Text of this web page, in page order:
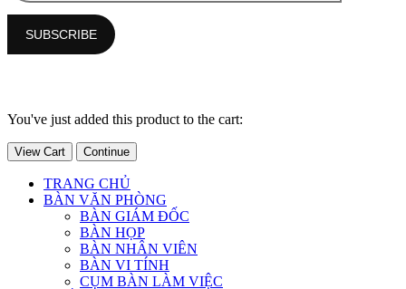
You've just added this product to the cart:
View Cart Continue
TRANG CHỦ
BÀN VĂN PHÒNG
BÀN GIÁM ĐỐC
BÀN HỌP
BÀN NHÂN VIÊN
BÀN VI TÍNH
CỤM BÀN LÀM VIỆC